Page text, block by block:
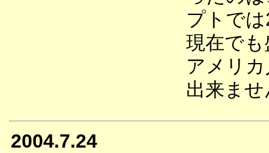
プトで
現在で
アメリ
出来ま
2004.7.24